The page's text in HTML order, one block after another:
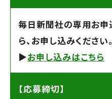
毎日新聞社の専用お
ら、お申し込みください。
▶︎お申し込みはこちら
【応募締切】